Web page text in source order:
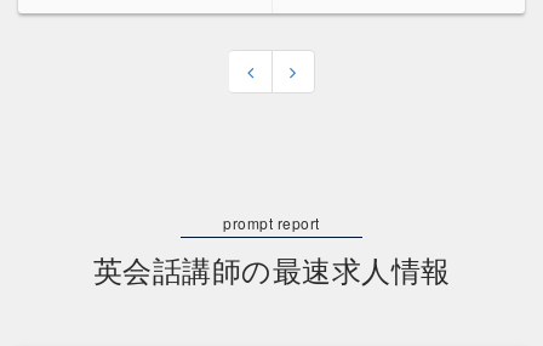
英会話講師の最速求人情報